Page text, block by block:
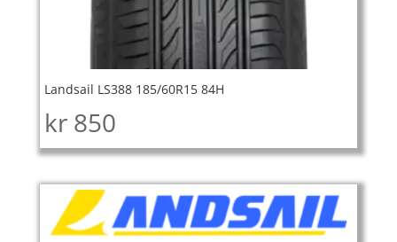
Landsail LS388 185/60R15 84H
kr 850